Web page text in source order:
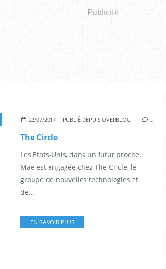
Publicité
EMMA WATSON,TOM HANKS, JOHN BOYEGA,KAREN GILLAN
22/07/2017 PUBLIÉ DEPUIS OVERBLOG …
The Circle
Les Etats-Unis, dans un futur proche.
Mae est engagée chez The Circle, le
groupe de nouvelles technologies et
de...
EN SAVOIR PLUS